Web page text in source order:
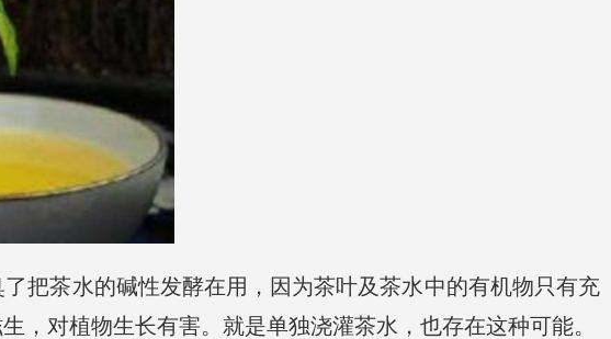
把茶水的碱性发酵在用，因为茶叶及茶水中的有机物只有充
，对植物生长有害。就是单独浇灌茶水，也存在这种可能。